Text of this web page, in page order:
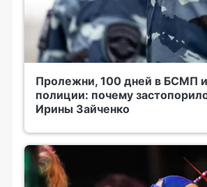
Пролежни, 100 дней в БСМП
полиции: почему
Ирины Зайченко